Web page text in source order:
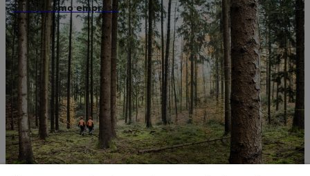
STIHL como empresa